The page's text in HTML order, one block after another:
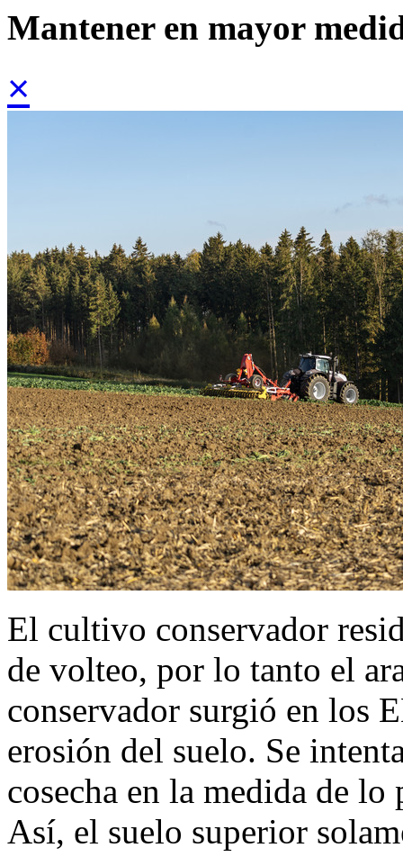
Mantener en mayor
×
El cultivo conservador
de volteo, por lo tanto el
conservador surgió en los
erosión del suelo. Se
cosecha en la medida de
Así, el suelo superior